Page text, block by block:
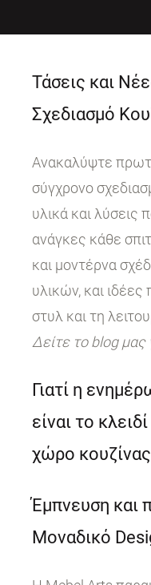
Τάσεις και
Σχεδιασμό
Ανακαλύψτε
σύγχρονο
υλικά και λύσεις
ανάγκες κάθε
και μοντέρνα
υλικών, και
στυλ και τη
Δείτε το blog μας
Γιατί η
είναι το
χώρο
Έμπνευση και
Μοναδικό